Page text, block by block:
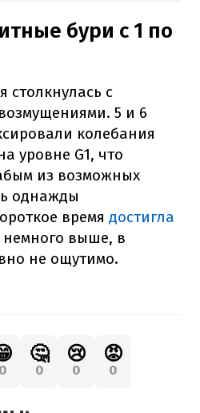
бури с 1 по
столкнулась с
5 и 6
колебания
уровне G1, что
из возможных
однажды
время достигла
немного выше, в
не ощутимо.
0
🤔
0
😢
0
😡
0